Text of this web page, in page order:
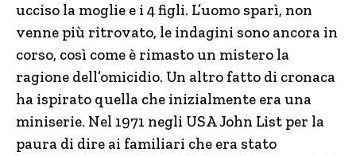
ucciso la moglie e i 4 figli. L’uomo sparì, non
venne più ritrovato, le indagini sono ancora in
corso, così come è rimasto un mistero la
ragione dell’omicidio. Un altro fatto di cronaca
ha ispirato quella che inizialmente era una
miniserie. Nel 1971 negli USA John List per la
paura di dire ai familiari che era stato